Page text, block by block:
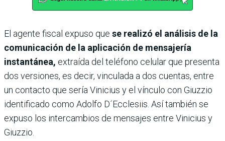
El agente fiscal expuso que se realizó el análisis de la
comunicación de la aplicación de mensajería
instantánea, extraída del teléfono celular que presenta
dos versiones, es decir, vinculada a dos cuentas, entre
un contacto que sería Vinicius y el vínculo con Giuzzio
identificado como Adolfo D´Ecclesiis. Así también se
expuso los intercambios de mensajes entre Vinicius y
Giuzzio.